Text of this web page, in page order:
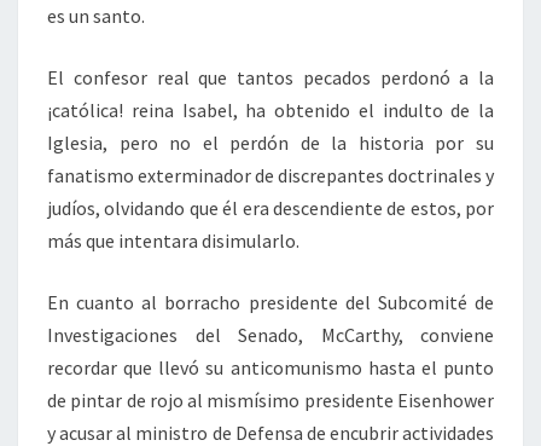
es un santo.
El confesor real que tantos pecados perdonó a la
¡católica! reina Isabel, ha obtenido el indulto de la
Iglesia, pero no el perdón de la historia por su
fanatismo exterminador de discrepantes doctrinales y
judíos, olvidando que él era descendiente de estos, por
más que intentara disimularlo.
En cuanto al borracho presidente del Subcomité de
Investigaciones del Senado, McCarthy, conviene
recordar que llevó su anticomunismo hasta el punto
de pintar de rojo al mismísimo presidente Eisenhower
y acusar al ministro de Defensa de encubrir actividades